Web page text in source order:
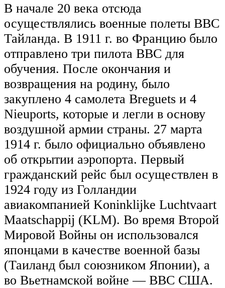
В начале 20 века отсюда
осуществлялись военные полеты ВВС
Тайланда. В 1911 г. во Францию было
отправлено три пилота ВВС для
обучения. После окончания и
возвращения на родину, было
закуплено 4 самолета Breguets и 4
Nieuports, которые и легли в основу
воздушной армии страны. 27 марта
1914 г. было официально объявлено
об открытии аэропорта. Первый
гражданский рейс был осуществлен в
1924 году из Голландии
авиакомпанией Koninklijke Luchtvaart
Maatschappij (KLM). Во время Второй
Мировой Войны он использовался
японцами в качестве военной базы
(Таиланд был союзником Японии), а
во Вьетнамской войне — ВВС США.